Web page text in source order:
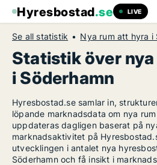
Hyresbostad.se LIVE
Se all statistik Nya rum att hyra i
Statistik över
i Söderhamn
Hyresbostad.se samlar in,
löpande marknadsdata om nya
uppdateras dagligen baserat på
marknadsaktivitet på
utvecklingen i antalet nya
Söderhamn och få insikt i